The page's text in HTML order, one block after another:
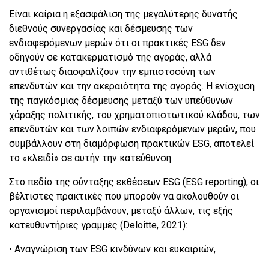
Είναι καίρια η εξασφάλιση της μεγαλύτερης δυνατής
διεθνούς συνεργασίας και δέσμευσης των
ενδιαφερόμενων μερών ότι οι πρακτικές ESG δεν
οδηγούν σε κατακερματισμό της αγοράς, αλλά
αντιθέτως διασφαλίζουν την εμπιστοσύνη των
επενδυτών και την ακεραιότητα της αγοράς. Η ενίσχυση
της παγκόσμιας δέσμευσης μεταξύ των υπεύθυνων
χάραξης πολιτικής, του χρηματοπιστωτικού κλάδου, των
επενδυτών και των λοιπών ενδιαφερόμενων μερών, που
συμβάλλουν στη διαμόρφωση πρακτικών ESG, αποτελεί
το «κλειδί» σε αυτήν την κατεύθυνση.
Στο πεδίο της σύνταξης εκθέσεων ESG (ESG reporting), οι
βέλτιστες πρακτικές που μπορούν να ακολουθούν οι
οργανισμοί περιλαμβάνουν, μεταξύ άλλων, τις εξής
κατευθυντήριες γραμμές (Deloitte, 2021):
• Αναγνώριση των ESG κινδύνων και ευκαιριών,